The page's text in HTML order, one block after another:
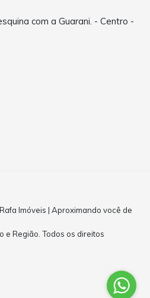
com a Guarani. - Centro -
Imóveis | Aproximando você de
e Região. Todos os direitos